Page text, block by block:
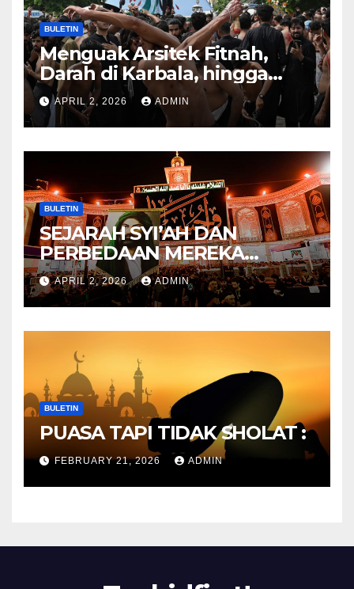
BULETIN
Menguak Arsitek Fitnah,
Darah di Karbala, hingga
Lahirnya Sekte-sekte serta
Mitos Imam Gaib
APRIL 2, 2026 ADMIN
BULETIN
SEJARAH SYI’AH DAN
PERBEDAAN MEREKA
ANTARA DULU DAN
SEKARANG
APRIL 2, 2026 ADMIN
BULETIN
PUASA TAPI TIDAK SHOLAT :
FEBRUARY 21, 2026 ADMIN